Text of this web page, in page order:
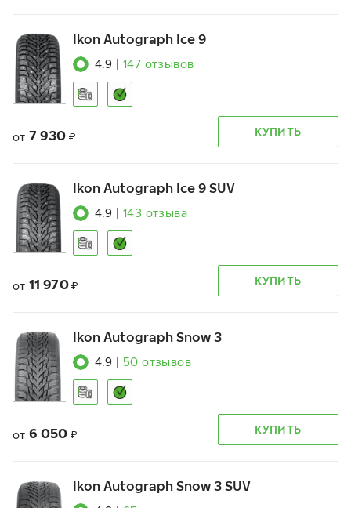
Ikon Autograph Ice 9
4.9 147 отзывов
от 7 930 ₽ КУПИТЬ
Ikon Autograph Ice 9 SUV
4.9 143 отзыва
от 11 970 ₽ КУПИТЬ
Ikon Autograph Snow 3
4.9 50 отзывов
от 6 050 ₽ КУПИТЬ
Ikon Autograph Snow 3 SUV